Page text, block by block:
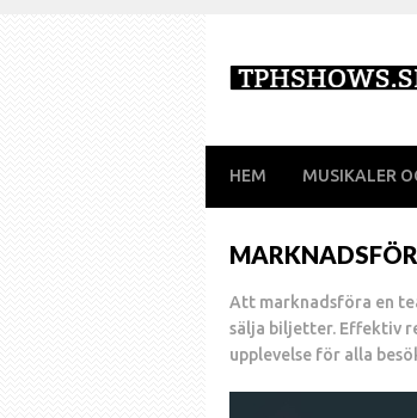
HEM MUSIKALER
Att marknadsföra en
sälja biljetter. Effektiv
upplevelse för alla